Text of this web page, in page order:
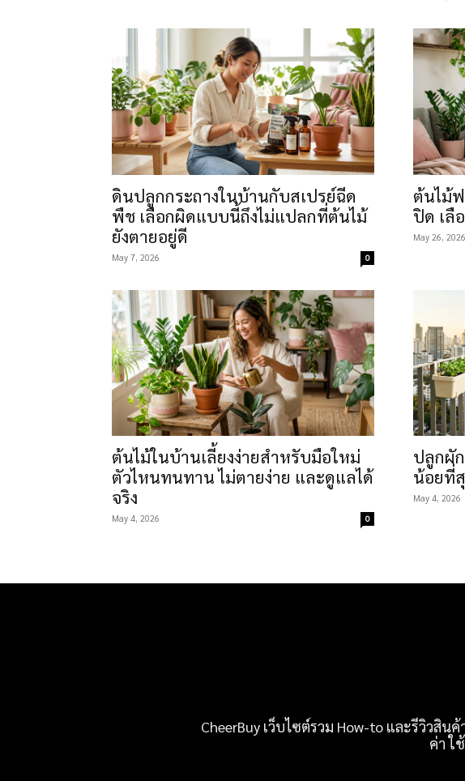
ดินปลูกกระถางในบ้านกับสเปรย์ฉีด
พืช เลือกผิดแบบนี้ถึงไม่แปลกที่ต้นไม้
ยังตายอยู่ดี
May 7, 2026 0
ต้นไม้
ปิด เลื
May 26, 2026
ต้นไม้ในบ้านเลี้ยงง่ายสำหรับมือใหม่
ตัวไหนทนทาน ไม่ตายง่าย และดูแลได้
จริง
May 4, 2026 0
ปลูกผั
น้อยที่
May 4, 2026
CheerBuy เว็บไซต์รวม How-to และรีวิวสิ
ค่า ใ